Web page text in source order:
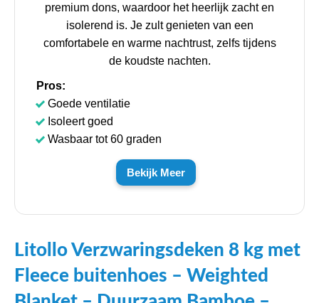
premium dons, waardoor het heerlijk zacht en
isolerend is. Je zult genieten van een
comfortabele en warme nachtrust, zelfs tijdens
de koudste nachten.
Pros:
Goede ventilatie
Isoleert goed
Wasbaar tot 60 graden
Bekijk Meer
Litollo Verzwaringsdeken 8 kg met
Fleece buitenhoes – Weighted